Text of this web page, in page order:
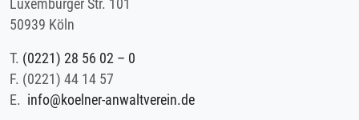
Luxemburger Str. 101
50939 Köln
T. (0221) 28 56 02 – 0
F. (0221) 44 14 57
E. info@koelner-anwaltverein.de